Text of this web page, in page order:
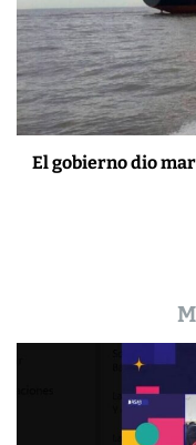
El gobierno dio